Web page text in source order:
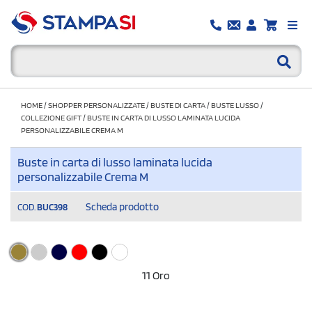
HOME/SHOPPER PERSONALIZZATE/BUSTE DI CARTA/BUSTE LUSSO/
COLLEZIONE GIFT/BUSTE IN CARTA DI LUSSO LAMINATA LUCIDA
PERSONALIZZABILE CREMA M
Buste in carta di lusso laminata lucida
personalizzabile Crema M
COD. BUC398 Scheda prodotto
11 Oro